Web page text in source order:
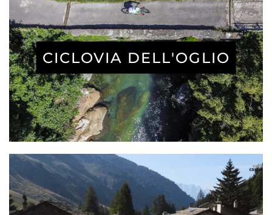
CICLOVIA DELL'OGLIO